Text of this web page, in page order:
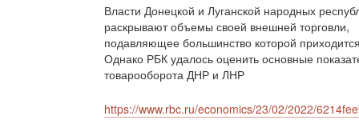
Власти Донецкой и Луганской народных
раскрывают объемы своей внешней торговли,
подавляющее большинство которой
Однако РБК удалось оценить основные
товарооборота ДНР и ЛНР
https://www.rbc.ru/economics/23/02/2022/